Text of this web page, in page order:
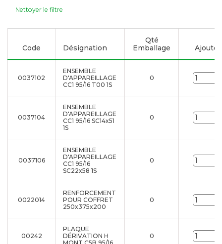
Nettoyer le filtre
Code Désignation
Qté
Emballage
0037102
ENSEMBLE
D'APPAREILLAGE
CC1 95/16 T00 1S
0
0037104
ENSEMBLE
D'APPAREILLAGE
CC1 95/16 SC14x51
1S
0
0037106
ENSEMBLE
D'APPAREILLAGE
CC1 95/16
SC22x58 1S
0
0022014
RENFORCEMENT
POUR COFFRET
250x375x200
0
00242
PLAQUE
DÉRIVATION H
0